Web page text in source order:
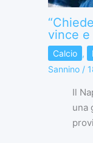
vince
Calcio ,
Sannino /
Il
una